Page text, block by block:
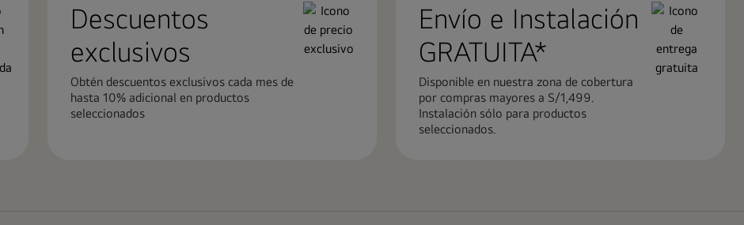
Descuentos
exclusivos
Obtén descuentos exclusivos cada mes de
hasta 10% adicional en productos
seleccionados
Envío e Instalación
GRATUITA*
Disponible en nuestra zona de cobertura
por compras mayores a S/1,499.
Instalación sólo para productos
seleccionados.